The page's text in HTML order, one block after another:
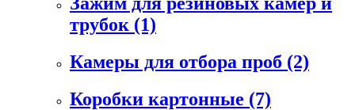
трубок (1)
Камеры для отбора проб (2)
Коробки картонные (7)